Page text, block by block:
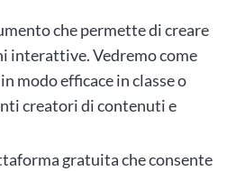
che permette di creare
interattive. Vedremo come
modo efficace in classe o
creatori di contenuti e
gratuita che consente